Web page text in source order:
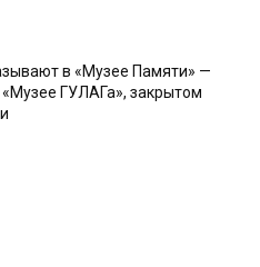
в «Музее Памяти» —
ГУЛАГа», закрытом